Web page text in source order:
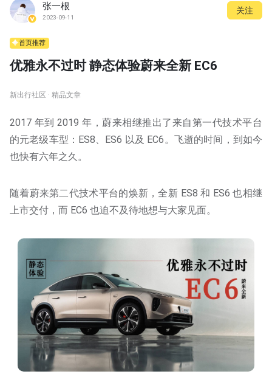
张一根
2023-09-11
关注
首页推荐
优雅永不过时 静态体验蔚来全新 EC6
新出行社区 · 精品文章
2017 年到 2019 年，蔚来相继推出了来自第一代技术平台
的元老级车型：ES8、ES6 以及 EC6。飞逝的时间，到如今
也快有六年之久。
随着蔚来第二代技术平台的焕新，全新 ES8 和 ES6 也相继
上市交付，而 EC6 也迫不及待地想与大家见面。